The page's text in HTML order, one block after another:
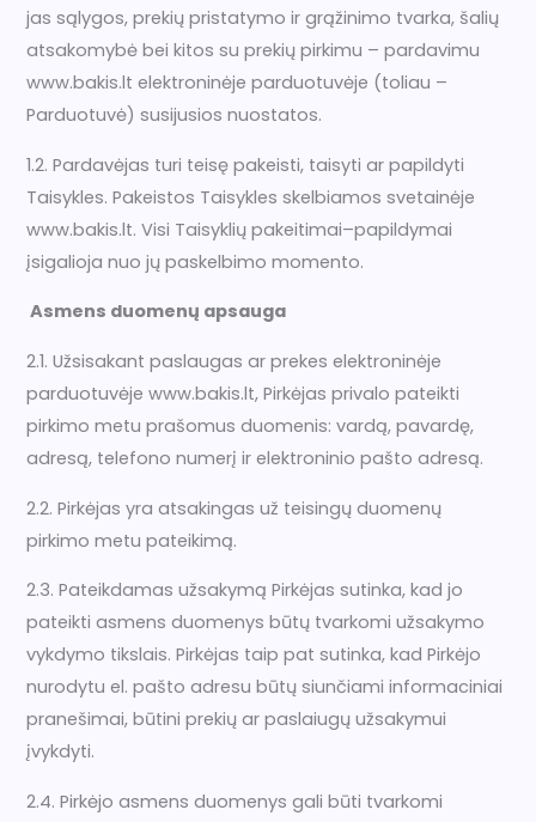
jas sąlygos, prekių pristatymo ir grąžinimo tvarka, šalių
atsakomybė bei kitos su prekių pirkimu – pardavimu
www.bakis.lt elektroninėje parduotuvėje (toliau –
Parduotuvė) susijusios nuostatos.
1.2. Pardavėjas turi teisę pakeisti, taisyti ar papildyti
Taisykles. Pakeistos Taisykles skelbiamos svetainėje
www.bakis.lt. Visi Taisyklių pakeitimai–papildymai
įsigalioja nuo jų paskelbimo momento.
Asmens duomenų apsauga
2.1. Užsisakant paslaugas ar prekes elektroninėje
parduotuvėje www.bakis.lt, Pirkėjas privalo pateikti
pirkimo metu prašomus duomenis: vardą, pavardę,
adresą, telefono numerį ir elektroninio pašto adresą.
2.2. Pirkėjas yra atsakingas už teisingų duomenų
pirkimo metu pateikimą.
2.3. Pateikdamas užsakymą Pirkėjas sutinka, kad jo
pateikti asmens duomenys būtų tvarkomi užsakymo
vykdymo tikslais. Pirkėjas taip pat sutinka, kad Pirkėjo
nurodytu el. pašto adresu būtų siunčiami informaciniai
pranešimai, būtini prekių ar paslaiugų užsakymui
įvykdyti.
2.4. Pirkėjo asmens duomenys gali būti tvarkomi